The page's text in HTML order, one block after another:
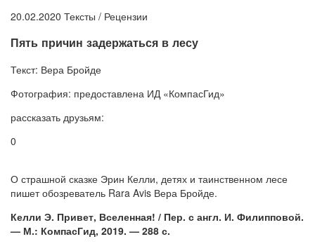
20.02.2020 Тексты / Рецензии
​Пять причин задержаться в лесу
Текст: Вера Бройде
Фотография: предоставлена ИД «КомпасГид»
рассказать друзьям:
0
О страшной сказке Эрин Келли, детях и таинственном лесе
пишет обозреватель Rara Avis Вера Бройде.
Келли Э. Привет, Вселенная! / Пер. с англ. И. Филипповой.
— М.: КомпасГид, 2019. — 288 с.